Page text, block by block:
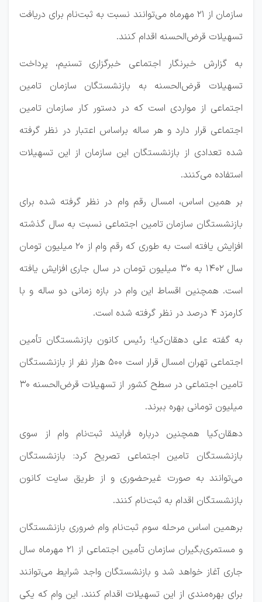
سازمان از ۲۱ مهرماه می‌توانند نسبت به ثبت‌نام برای دریافت
تسهیلات قرض‌الحسنه اقدام کنند.
به گزارش خبرنگار اجتماعی خبرگزاری تسنیم، پرداخت
تسهیلات قرض‌الحسنه به بازنشستگان سازمان تامین
اجتماعی از مواردی است که در دستور کار سازمان تامین
اجتماعی قرار دارد و هر ساله براساس اعتبار در نظر گرفته
شده تعدادی از بازنشستگان این سازمان از این تسهیلات
استفاده می‌کنند.
بر همین اساس، امسال رقم وام در نظر گرفته شده برای
بازنشستگان سازمان تامین اجتماعی نسبت به سال گذشته
افزایش یافته است به طوری که رقم وام از 20 میلیون تومان
سال 1402 به 30 میلیون تومان در سال جاری افزایش یافته
است. همچنین اقساط این وام در بازه زمانی دو ساله و با
کارمزد 4 درصد در نظر گرفته شده است.
به گفته علی دهقان‌کیا؛ رئیس کانون بازنشستگان تأمین
اجتماعی تهران امسال قرار است 500 هزار نفر از بازنشستگان
تامین اجتماعی در سطح کشور از تسهیلات قرض‌الحسنه 30
میلیون تومانی بهره ببرند.
دهقان‌کیا همچنین درباره فرایند ثبت‌نام وام از سوی
بازنشستگان تامین اجتماعی تصریح کرد: بازنشستگان
می‌توانند به صورت غیرحضوری و از طریق سایت کانون
بازنشستگان اقدام به ثبت‌نام کنند.
برهمین اساس مرحله سوم ثبت‌نام وام ضروری بازنشستگان
و مستمری‌بگیران سازمان تأمین اجتماعی از 21 مهرماه سال
جاری آغاز خواهد شد و بازنشستگان واجد شرایط می‌توانند
برای بهره‌مندی از این تسهیلات اقدام کنند. این وام که یکی